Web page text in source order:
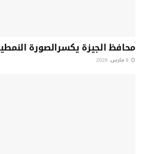
محافظ الجيزة يكسرالصورة